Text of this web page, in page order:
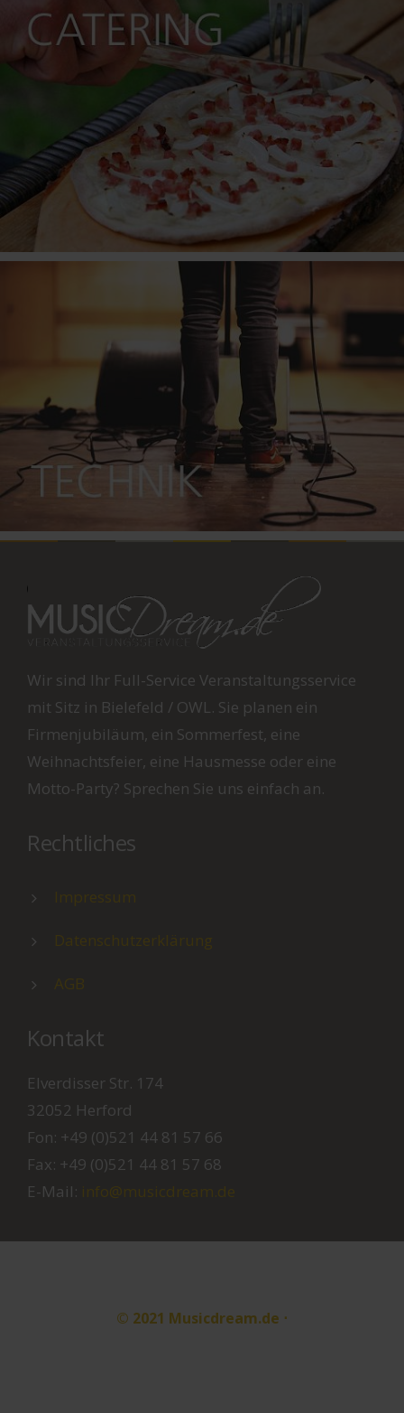
Wir sind Ihr Full-Service Veranstaltungsservice
mit Sitz in Bielefeld / OWL. Sie planen ein
Firmenjubiläum, ein Sommerfest, eine
Weihnachtsfeier, eine Hausmesse oder eine
Motto-Party? Sprechen Sie uns einfach an.
Rechtliches
Datenschutzerklärung
Kontakt
Elverdisser Str. 174
Fon: +49 (0)521 44 81 57 66
Fax: +49 (0)521 44 81 57 68
E-Mail: info@musicdream.de